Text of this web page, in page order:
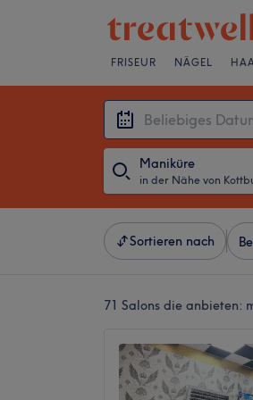
FRISEUR NÄGEL
Maniküre
Sortieren nach
71 Salons die anbieten: